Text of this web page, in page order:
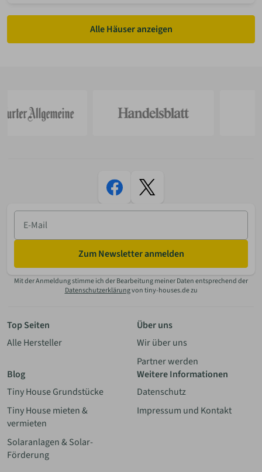
Alle Häuser anzeigen
E-
Mail
Zum Newsletter anmelden
Mit der Anmeldung stimme ich der Bearbeitung meiner Daten entsprechend der
Datenschutzerklärungvon tiny-houses.de zu
Top Seiten
Alle Hersteller
Über uns
Wir über uns
Partner werden
Blog
Tiny House Grundstücke
Tiny House mieten &
vermieten
Solaranlagen & Solar-
Förderung
Weitere Informationen
Datenschutz
Impressum und Kontakt